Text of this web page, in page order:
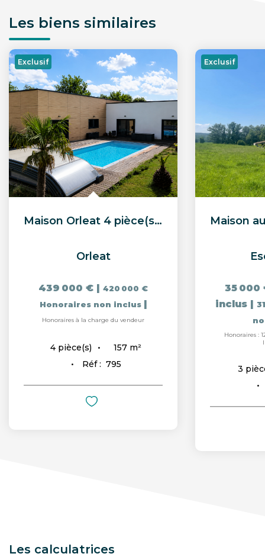
Les biens similaires
Exclusif
Maison Orleat 4 pièce(s) 156.75 m2
Orleat
439 000 € | 420 000 €
Honoraires non inclus |
Honoraires à la charge du vendeur
4 pièce(s) 157 m²
Réf : 795
Exclusif
35 000
inclus |
Honoraires :
3
Les calculatrices